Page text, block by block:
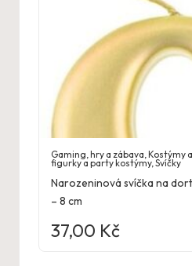
Gaming, hry a zábava ,Kostýmy
figurky a party kostýmy,Svíčky
Narozeninová svíčka na
– 8 cm
37,00 Kč